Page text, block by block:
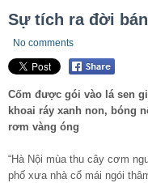
Sự tích ra đời
No comments
Cốm được gói vào lá sen
khoai ráy xanh non, bóng
rơm vàng óng
“Hà Nội mùa thu cây cơm
phố xưa nhà cổ mái ngói